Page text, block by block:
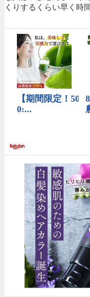
くりするくらい早く時